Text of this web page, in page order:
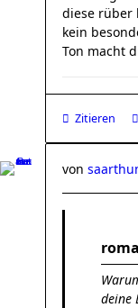
diese rüber
kein
Ton macht
Zitieren
von
deine